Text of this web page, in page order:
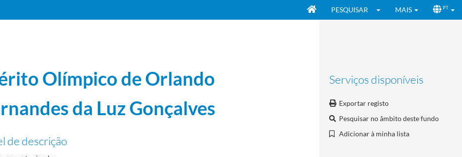
PESQUISAR MAIS PT
Serviços disponíveis
Exportar registo
Pesquisar no âmbito deste fundo
Adicionar à minha lista
Olímpico de Orlando
da Luz Gonçalves
de descrição